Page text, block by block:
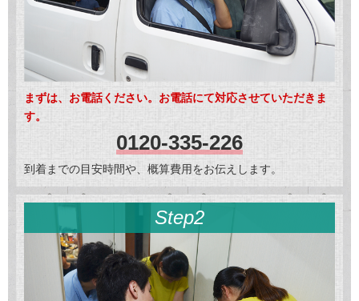
まずは、お電話ください。お電話にて対応させていただきま
す。
0120-335-226
到着までの目安時間や、概算費用をお伝えします。
Step2